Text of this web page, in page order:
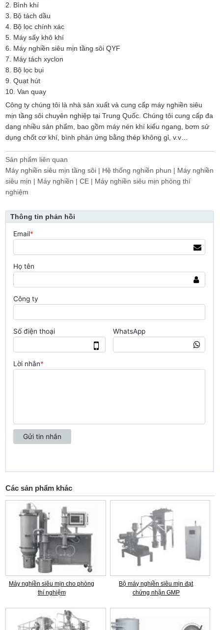
2. Bình khí
3. Bộ tách dầu
4. Bộ lọc chính xác
5. Máy sấy khô khí
6. Máy nghiền siêu mịn tầng sôi QYF
7. Máy tách xyclon
8. Bộ lọc bụi
9. Quạt hút
10. Van quay
Công ty chúng tôi là nhà sản xuất và cung cấp máy nghiền siêu
mịn tầng sôi chuyên nghiệp tại Trung Quốc. Chúng tôi cung cấp đa
dạng nhiều sản phẩm, bao gồm máy nén khí kiểu ngang, bơm sử
dụng chốt cơ khí, bình phản ứng bằng thép không gỉ, v.v…
Sản phẩm liên quan
Máy nghiền siêu mịn tầng sôi | Hệ thống nghiền phun | Máy nghiền
siêu mịn | Máy nghiền | CE | Máy nghiền siêu mịn phòng thí
nghiệm
Thông tin phản hồi
Các sản phẩm khác
Máy nghiền siêu mịn cho phòng
thí nghiệm
Bộ máy nghiền siêu mịn đạt
chứng nhận GMP